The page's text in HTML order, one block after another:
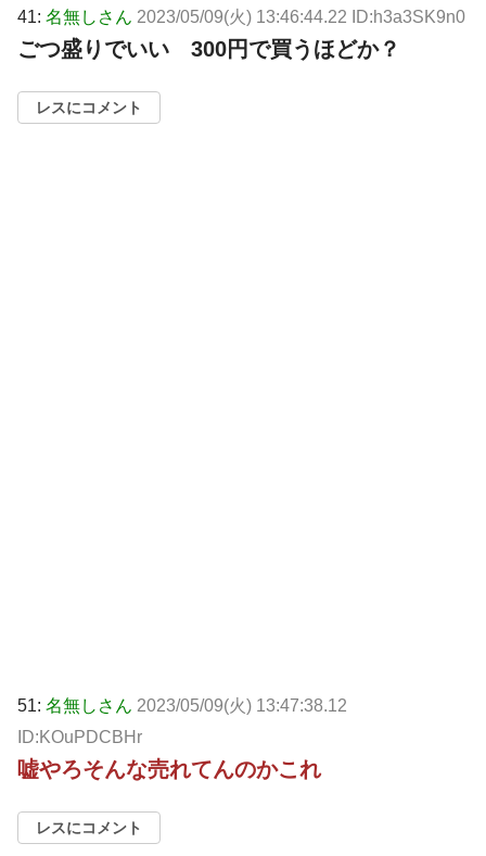
41: 名無しさん 2023/05/09(火) 13:46:44.22 ID:h3a3SK9n0
ごつ盛りでいい 300円で買うほどか？
レスにコメント
51: 名無しさん 2023/05/09(火) 13:47:38.12
ID:KOuPDCBHr
嘘やろそんな売れてんのかこれ
レスにコメント